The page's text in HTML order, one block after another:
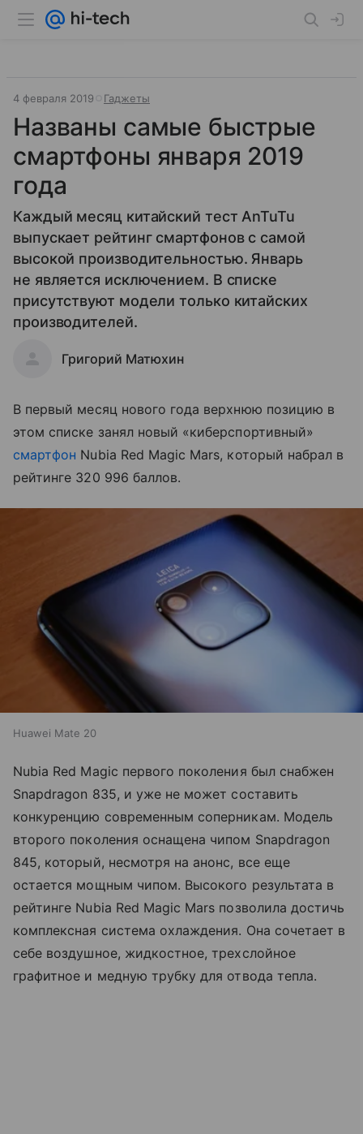
4 февраля 2019 Гаджеты
Названы самые быстрые
смартфоны января 2019
года
Каждый месяц китайский тест AnTuTu
выпускает рейтинг смартфонов с самой
высокой производительностью. Январь
не является исключением. В списке
присутствуют модели только китайских
производителей.
Григорий Матюхин
В первый месяц нового года верхнюю позицию в
этом списке занял новый «киберспортивный»
смартфон Nubia Red Magic Mars, который набрал в
рейтинге 320 996 баллов.
Huawei Mate 20
Nubia Red Magic первого поколения был снабжен
Snapdragon 835, и уже не может составить
конкуренцию современным соперникам. Модель
второго поколения оснащена чипом Snapdragon
845, который, несмотря на анонс, все еще
остается мощным чипом. Высокого результата в
рейтинге Nubia Red Magic Mars позволила достичь
комплексная система охлаждения. Она сочетает в
себе воздушное, жидкостное, трехслойное
графитное и медную трубку для отвода тепла.